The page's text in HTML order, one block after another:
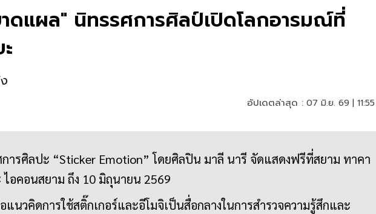
ดแผล" นิทรรศการศิลป์เปิดโลกอารมณ์ที่
อัปเดตล่าสุด : 07 มิ.ย. 69 |
ารศิลปะ “Sticker Emotion” โดยศิลปิน มาลี นารี จัดแสดงฟรีที่สยาม ทาคา
ไอคอนสยาม ถึง 10 มิถุนายน 2569
แนวคิดการใช้สติ๊กเกอร์และอีโมจิเป็นสื่อกลางในการสำรวจความรู้สึกและ